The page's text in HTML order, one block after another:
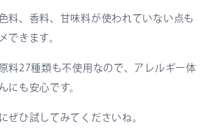
料、香料、甘味料が使われていない点も
できます。
料27種類も不使用なので、アレルギー体
にも安心です。
ぜひ試してみてくださいね。